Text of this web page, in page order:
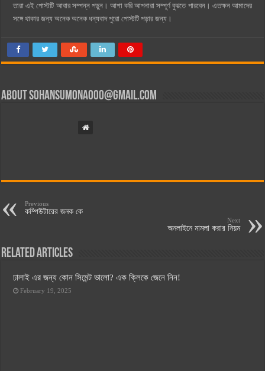
তারা এই পোস্টটি আবার সম্পন্ন পড়ুন। আশা করি আপনারা সম্পূর্ণ বুঝতে পারবেন। এতক্ষন আমাদের
সঙ্গে থাকার জন্য অনেক অনেক ধন্যবাদ পুরো পোস্টটি পড়ার জন্য।
Aboutsohansumona000@gmail.com
Previous
কম্পিউটারের জনক কে
Next
অনলাইনে মামলা করার নিয়ম
Related Articles
ঢালাই এর জন্য কোন সিমেন্ট ভালো? এক ক্লিকে জেনে নিন!
February 19, 2025